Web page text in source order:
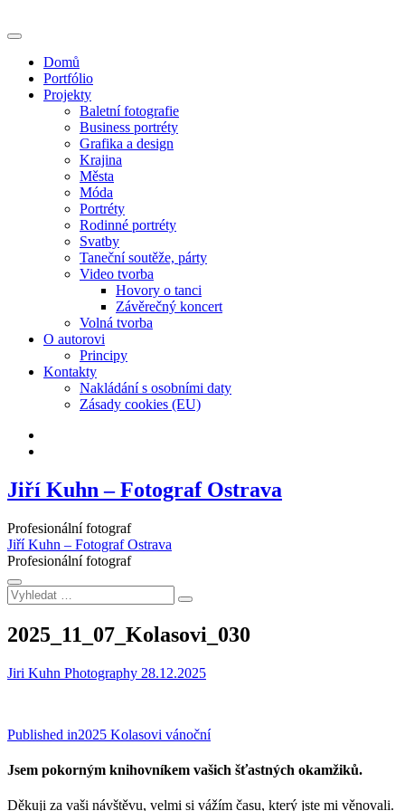
to
Domů
Portfólio
Projekty
Baletní fotografie
Business portréty
Grafika a design
Krajina
Města
Móda
Portréty
Rodinné portréty
Svatby
Taneční soutěže, párty
Video tvorba
Hovory o tanci
Závěrečný koncert
Volná tvorba
O autorovi
Principy
Kontakty
Nakládání s osobními daty
Zásady cookies (EU)
Jiří Kuhn – Fotograf Ostrava
Profesionální fotograf
Jiří Kuhn – Fotograf Ostrava
Profesionální fotograf
Vyhledat
…
2025_11_07_Kolasovi_030
Jiri Kuhn Photography 28.12.2025
Navigace
pro
Published in2025 Kolasovi vánoční
Jsem pokorným knihovníkem vašich šťastných okamžiků.
Děkuji za vaši návštěvu, velmi si vážím času, který jste mi věnovali.